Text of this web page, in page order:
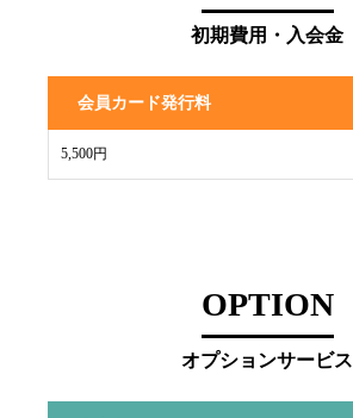
初期費用・入会金
会員カード発行料
5,500円
OPTION
オプションサービス